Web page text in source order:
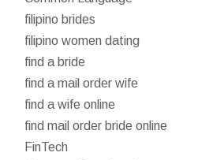
filipino brides
filipino women dating
find a bride
find a mail order wife
find a wife online
find mail order bride online
FinTech